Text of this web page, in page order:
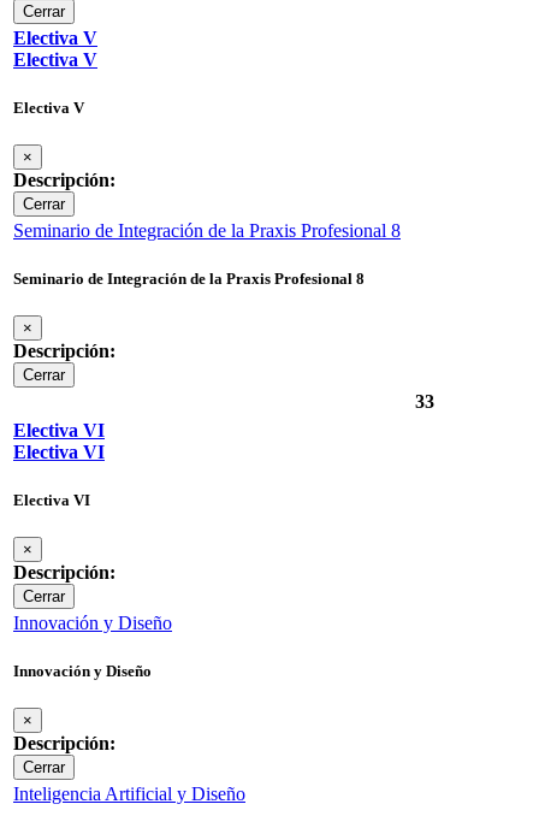
Cerrar
Electiva V
Electiva V
Electiva V
×
Descripción:
Cerrar
Seminario de Integración de la Praxis Profesional 8
Seminario de Integración de la Praxis Profesional 8
×
Descripción:
Cerrar
33
Electiva VI
Electiva VI
Electiva VI
×
Descripción:
Cerrar
Innovación y Diseño
Innovación y Diseño
×
Descripción:
Cerrar
Inteligencia Artificial y Diseño